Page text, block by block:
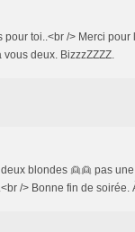
toi..<br /> Merci
deux. BizzzZZZZ.
blondes 👱👱 pas
/> Bonne fin de